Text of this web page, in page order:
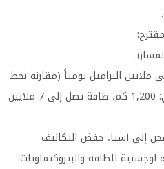
ملايين البراميل يومياً (مقارنة بخط
بترولاين السعودي الشرقي-الغربي: 1,200 كم، طاقة تصل إلى 7 ملايين
إلى آسيا، خفض التكاليف
للطاقة والبتروكيماويات.